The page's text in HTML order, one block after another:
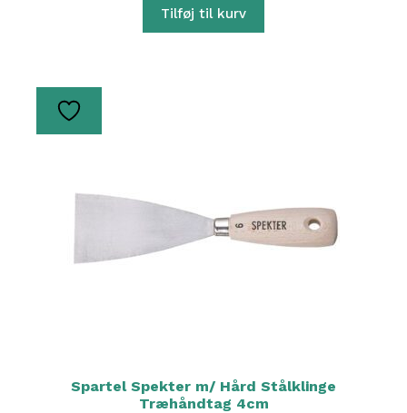
Tilføj til kurv
Spartel Spekter m/ Hård Stålklinge
Træhåndtag 4cm